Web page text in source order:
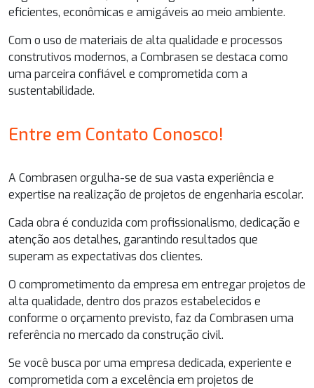
eficientes, econômicas e amigáveis ao meio ambiente.
Com o uso de materiais de alta qualidade e processos
construtivos modernos, a Combrasen se destaca como
uma parceira confiável e comprometida com a
sustentabilidade.
Entre em Contato Conosco!
A Combrasen orgulha-se de sua vasta experiência e
expertise na realização de projetos de engenharia escolar.
Cada obra é conduzida com profissionalismo, dedicação e
atenção aos detalhes, garantindo resultados que
superam as expectativas dos clientes.
O comprometimento da empresa em entregar projetos de
alta qualidade, dentro dos prazos estabelecidos e
conforme o orçamento previsto, faz da Combrasen uma
referência no mercado da construção civil.
Se você busca por uma empresa dedicada, experiente e
comprometida com a excelência em projetos de